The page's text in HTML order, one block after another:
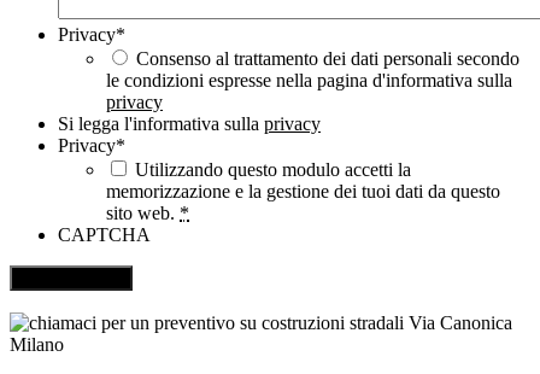
Privacy*
Consenso al trattamento dei dati personali secondo
le condizioni espresse nella pagina d'informativa sulla
privacy
Si legga l'informativa sulla privacy
Privacy*
Utilizzando questo modulo accetti la
memorizzazione e la gestione dei tuoi dati da questo
sito web. *
CAPTCHA